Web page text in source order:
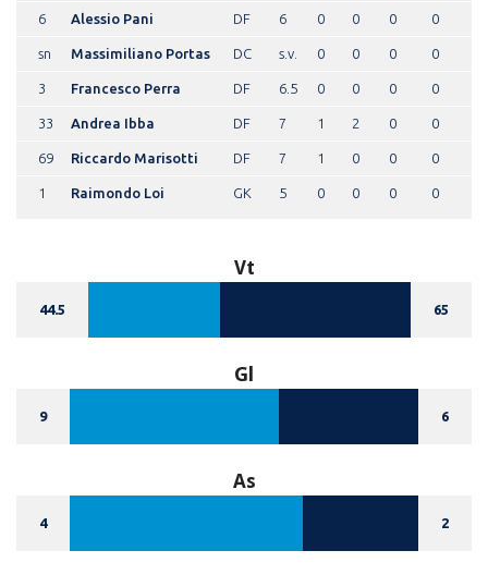
6 Alessio Pani DF 6 0 0 0 0
sn Massimiliano Portas DC s.v. 0 0 0 0
3 Francesco Perra DF 6.5 0 0 0 0
33 Andrea Ibba DF 7 1 2 0 0
69 Riccardo Marisotti DF 7 1 0 0 0
1 Raimondo Loi GK 5 0 0 0 0
Vt
44.5 65
Gl
9 6
As
4 2